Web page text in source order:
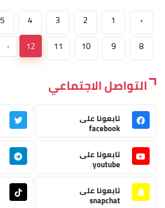
‹
1
2
3
4
5
8
9
10
11
12
›
التواصل الاجتماعي
تابعونا على
facebook
تابعونا على
youtube
تابعونا على
snapchat